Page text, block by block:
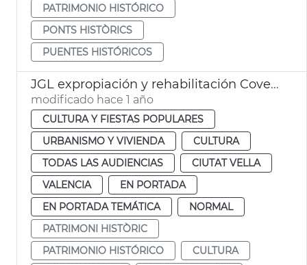
PATRIMONIO HISTÓRICO
PONTS HISTÒRICS
PUENTES HISTÓRICOS
JGL expropiación y rehabilitación Covetes de Sant Joan
modificado hace 1 año
CULTURA Y FIESTAS POPULARES
URBANISMO Y VIVIENDA
CULTURA
TODAS LAS AUDIENCIAS
CIUTAT VELLA
VALENCIA
EN PORTADA
EN PORTADA TEMÁTICA
NORMAL
PATRIMONI HISTÒRIC
PATRIMONIO HISTÓRICO
CULTURA